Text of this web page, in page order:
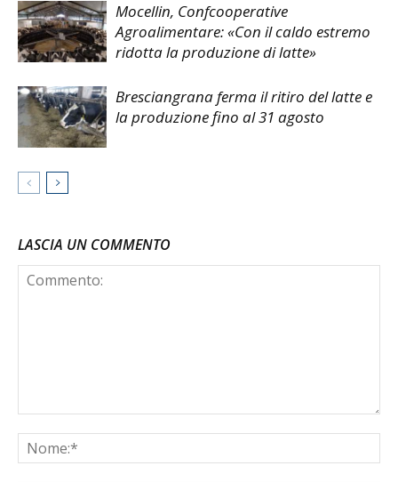
Mocellin, Confcooperative
Agroalimentare: «Con il caldo estremo
ridotta la produzione di latte»
Bresciangrana ferma il ritiro del latte e
la produzione fino al 31 agosto
LASCIA UN COMMENTO